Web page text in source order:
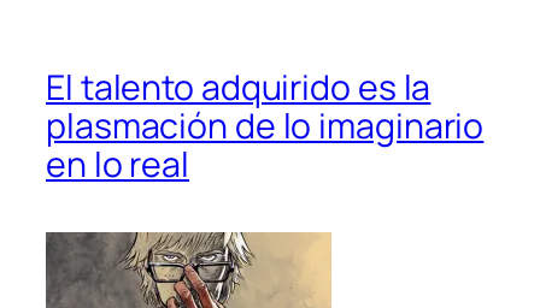
El talento adquirido es la
plasmación de lo imaginario
en lo real